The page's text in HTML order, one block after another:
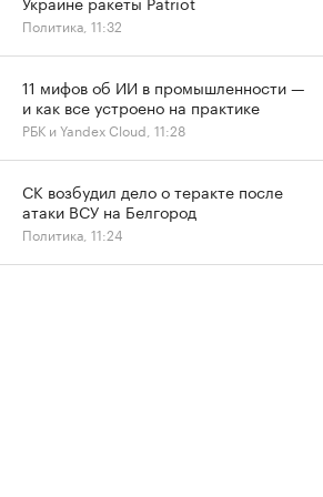
Политика, 11:32
11 мифов об ИИ в промышленности —
и как все устроено на практике
РБК и Yandex Cloud, 11:28
СК возбудил дело о теракте после
атаки ВСУ на Белгород
Политика, 11:24